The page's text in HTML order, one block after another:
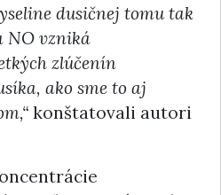
dusičnej tomu tak
NO vzniká
zlúčenín
ako sme to aj
konštatovali autori